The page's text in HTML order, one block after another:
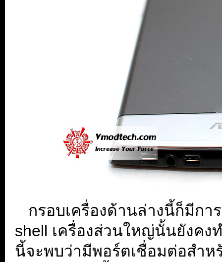
กรอบเครื่องด้านล่างนี้ก็มีก
shell เครื่องส่วนใหญ่นั้นยังคง
นี้จะพบว่ามีพอร์ตเชื่อมต่อสำห